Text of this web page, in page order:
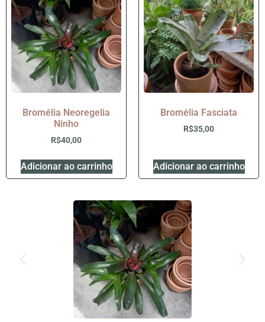
Bromélia Neoregelia
Ninho
R$40,00
Adicionar ao carrinho
Bromélia Fasciata
R$35,00
Adicionar ao carrinho